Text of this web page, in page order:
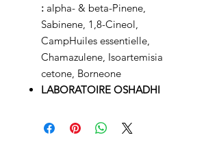
: alpha- & beta-Pinene,
Sabinene, 1,8-Cineol,
CampHuiles essentielle,
Chamazulene, Isoartemisia
cetone, Borneone
LABORATOIRE OSHADHI